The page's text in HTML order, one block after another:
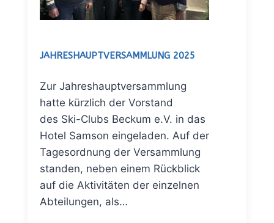
JAHRESHAUPTVERSAMMLUNG 2025
Zur Jahreshauptversammlung
hatte kürzlich der Vorstand
des Ski-Clubs Beckum e.V. in das
Hotel Samson eingeladen. Auf der
Tagesordnung der Versammlung
standen, neben einem Rückblick
auf die Aktivitäten der einzelnen
Abteilungen, als…